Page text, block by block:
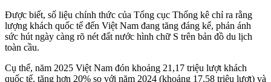
Được biết, số liệu chính thức của Tổng cục Thống kê chỉ ra rằng
lượng khách quốc tế đến Việt Nam đang tăng đáng kể, phản ánh
sức hút ngày càng rõ nét đất nước hình chữ S trên bản đồ du lịch
toàn cầu.
Cụ thể, năm 2025 Việt Nam đón khoảng 21,17 triệu lượt khách
quốc tế, tăng hơn 20% so với năm 2024 (khoảng 17,58 triệu lượt) và